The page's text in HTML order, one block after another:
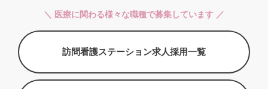
＼ 医療に関わる様々な職種で募集しています ／
訪問看護ステーション求人採用一覧